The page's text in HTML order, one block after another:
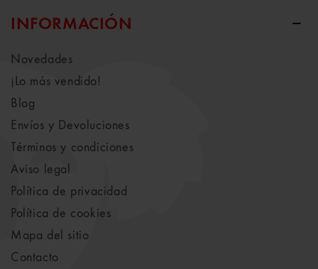
INFORMACIÓN
Novedades
¡Lo más vendido!
Blog
Envíos y Devoluciones
Términos y condiciones
Aviso legal
Política de privacidad
Política de cookies
Mapa del sitio
Contacto